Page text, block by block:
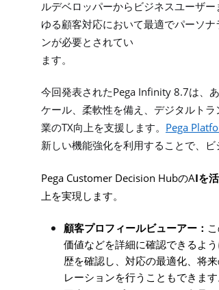
ルデベロッパーからビジネスユーザ
ゆる顧客対応において最適でパーソ
ンが必要とされてい
ます。
今回発表されたPega Infinity 8.7は、
ケール、柔軟性を備え、デジタルト
業のTX向上を支援します。 Pega
新しい機能強化を利用することで、
Pega Customer Decision HubのAIを
上を実現します。
顧客プロフィールビューアー：
価値などを詳細に確認できるよ
歴を確認し、対応の最適化、将
レーションを行うこともできます